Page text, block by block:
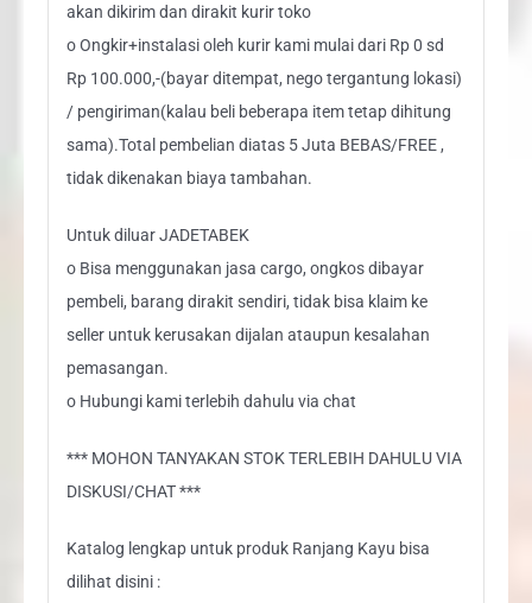
akan dikirim dan dirakit kurir toko
o Ongkir+instalasi oleh kurir kami mulai dari Rp 0 sd
Rp 100.000,-(bayar ditempat, nego tergantung lokasi)
/ pengiriman(kalau beli beberapa item tetap dihitung
sama).Total pembelian diatas 5 Juta BEBAS/FREE ,
tidak dikenakan biaya tambahan.
Untuk diluar JADETABEK
o Bisa menggunakan jasa cargo, ongkos dibayar
pembeli, barang dirakit sendiri, tidak bisa klaim ke
seller untuk kerusakan dijalan ataupun kesalahan
pemasangan.
o Hubungi kami terlebih dahulu via chat
*** MOHON TANYAKAN STOK TERLEBIH DAHULU VIA
DISKUSI/CHAT ***
Katalog lengkap untuk produk Ranjang Kayu bisa
dilihat disini :